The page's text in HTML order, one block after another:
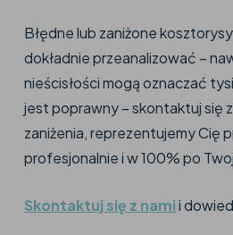
Błędne lub zaniżone
dokładnie przeanalizować –
nieścisłości mogą oznaczać
jest poprawny – skontaktuj się
zaniżenia, reprezentujemy Cię
profesjonalnie i w 100% po
Skontaktuj się z namii